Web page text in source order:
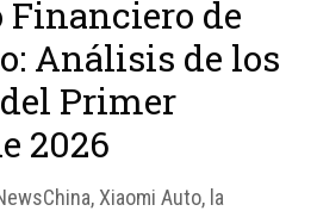
Financiero de
Análisis de los
Primer
2026
Xiaomi Auto, la